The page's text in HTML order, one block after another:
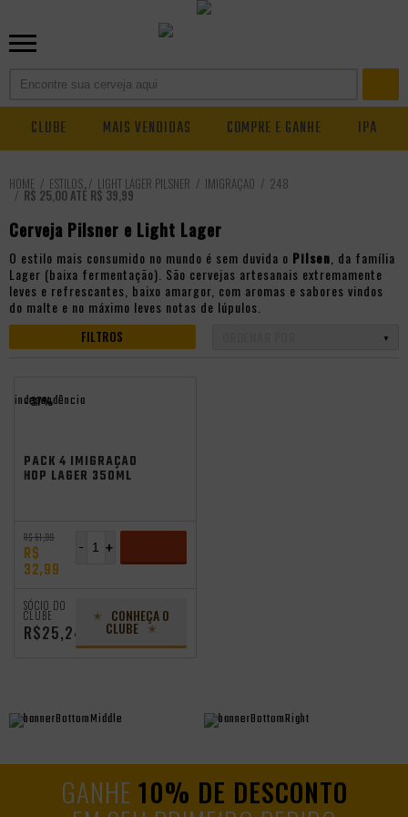
CLUBE MAIS VENDIDAS COMPRE E GANHE IPA
ESTILOS LIGHT LAGER PILSNER IMIGRAÇÃO 248
R$ 25,00 ATÉ R$ 39,99
Cerveja Pilsner e Light Lager
O estilo mais consumido no mundo é sem duvida o Pilsen , da família
Lager (baixa fermentação). São cervejas artesanais extremamente
leves e refrescantes, baixo amargor, com aromas e sabores vindos
do malte e no máximo leves notas de lúpulos.
FILTROS
independência
- 37%
PACK 4 IMIGRAÇÃO
HOP LAGER 350ML
R$ 51,99
R$
32,99
+
-
SÓCIO DO
CLUBE
R$25,24
CONHEÇA O
CLUBE
GANHE 10% DE DESCONTO